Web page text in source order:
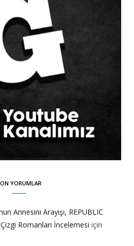
YORUMLAR
Annesini Arayışı, REPUBLIC
Romanları İncelemesi için